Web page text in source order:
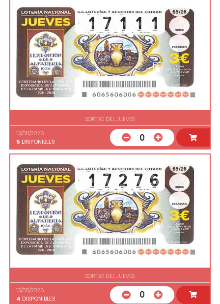
SORTEO DEL JUEVES
13/08/2026
5 DISPONIBLES 0
SORTEO DEL JUEVES
13/08/2026
4 DISPONIBLES 0